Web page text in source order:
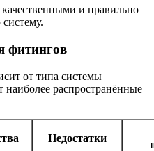
и правильно
фитингов
от типа системы
наиболее распространённые
Недостатки